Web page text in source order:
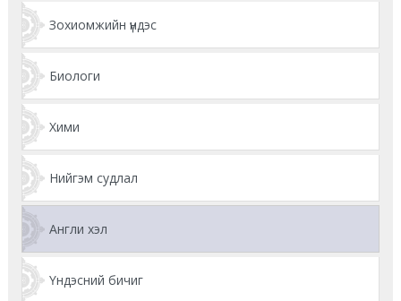
Зохиомжийн үндэс
Биологи
Хими
Нийгэм судлал
Англи хэл
Үндэсний бичиг